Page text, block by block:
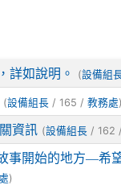
詳如說明。 (設備組
(設備組長 / 165 /教務處)
資訊 (設備組長 / 162
事開始的地方—希
)